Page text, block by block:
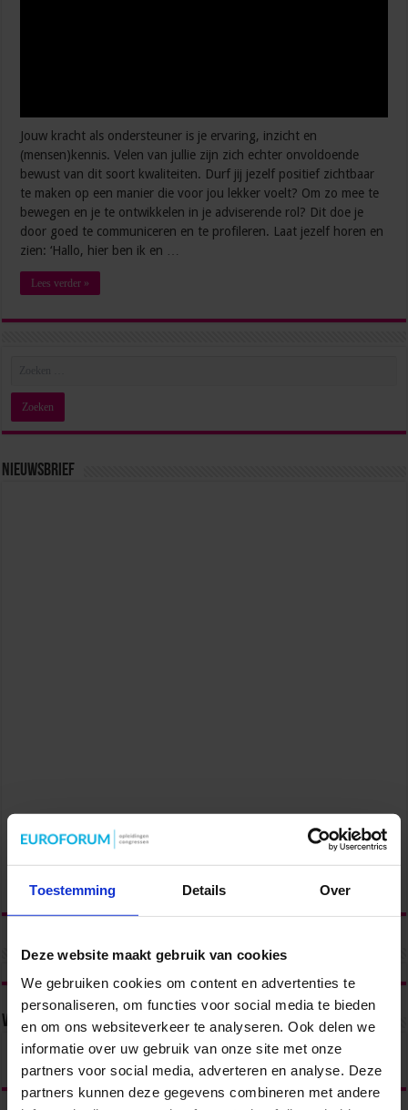
Toestemming Details Over
Deze website maakt gebruik van cookies
We gebruiken cookies om content en advertenties te
personaliseren, om functies voor social media te bieden
en om ons websiteverkeer te analyseren. Ook delen we
informatie over uw gebruik van onze site met onze
partners voor social media, adverteren en analyse. Deze
partners kunnen deze gegevens combineren met andere
Jouw kracht als ondersteuner is je ervaring, inzicht en
(mensen)kennis. Velen van jullie zijn zich echter onvoldoende
bewust van dit soort kwaliteiten. Durf jij jezelf positief zichtbaar
te maken op een manier die voor jou lekker voelt? Om zo mee te
bewegen en je te ontwikkelen in je adviserende rol? Dit doe je
door goed te communiceren en te profileren. Laat jezelf horen en
zien: ‘Hallo, hier ben ik en …
Lees verder »
Nieuwsbrief
Volg ons via